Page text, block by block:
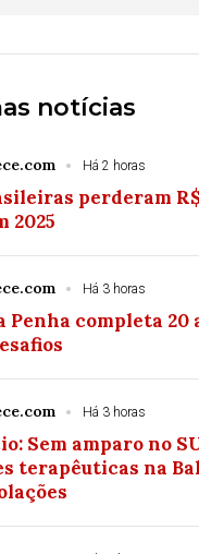
notícias
Há 2 horas
perderam
2025
Há 3 horas
Penha completa 20
Há 3 horas
Sem amparo no
terapêuticas na